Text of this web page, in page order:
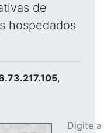
de
hospedados
,
Digite